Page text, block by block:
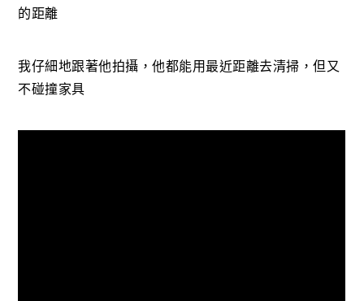
的距離
我仔細地跟著他拍攝，他都能用最近距離去清掃，但又
不碰撞家具